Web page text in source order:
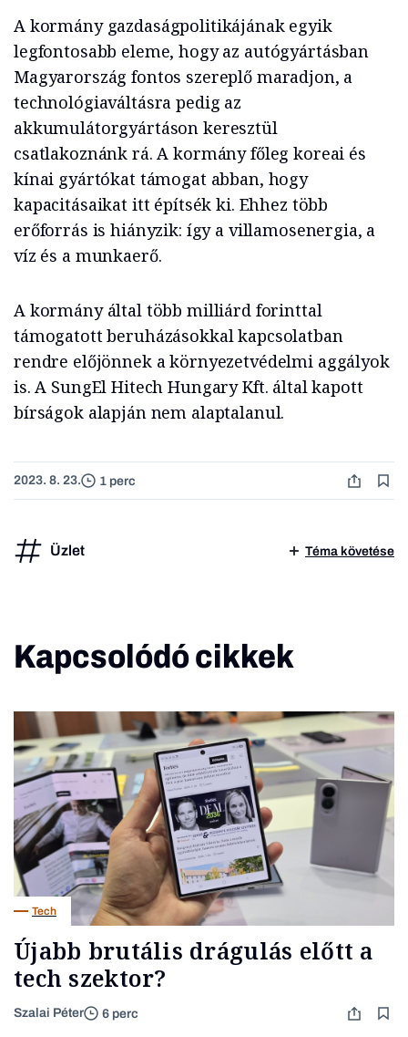
A kormány gazdaságpolitikájának egyik
legfontosabb eleme, hogy az autógyártásban
Magyarország fontos szereplő maradjon, a
technológiaváltásra pedig az
akkumulátorgyártáson keresztül
csatlakoznánk rá. A kormány főleg koreai és
kínai gyártókat támogat abban, hogy
kapacitásaikat itt építsék ki. Ehhez több
erőforrás is hiányzik: így a villamosenergia, a
víz és a munkaerő.
A kormány által több milliárd forinttal
támogatott beruházásokkal kapcsolatban
rendre előjönnek a környezetvédelmi aggályok
is. A SungEl Hitech Hungary Kft. által kapott
bírságok alapján nem alaptalanul.
2023. 8. 23. 1 perc
Üzlet Téma követése
Kapcsolódó cikkek
Tech
Újabb brutális drágulás előtt a
tech szektor?
Szalai Péter 6 perc